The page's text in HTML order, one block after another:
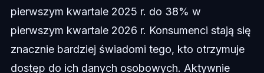
pierwszym kwartale 2025 r. do 38% w
pierwszym kwartale 2026 r. Konsumenci stają się
znacznie bardziej świadomi tego, kto otrzymuje
dostęp do ich danych osobowych. Aktywnie